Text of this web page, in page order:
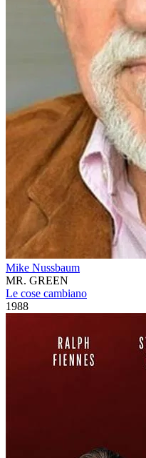
Mike Nussbaum
MR. GREEN
Le cose cambiano
1988